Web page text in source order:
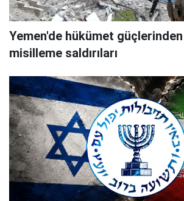
Yemen'de hükümet
misilleme saldırıları